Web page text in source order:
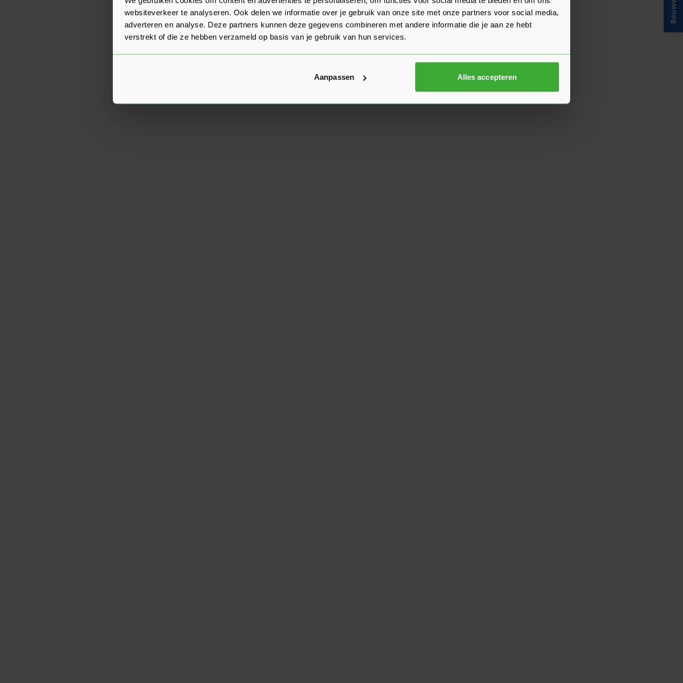
websiteverkeer te analyseren. Ook delen we informatie over je gebruik van onze site met onze partners voor social media,
adverteren en analyse. Deze partners kunnen deze gegevens combineren met andere informatie die je aan ze hebt
verstrekt of die ze hebben verzameld op basis van je gebruik van hun services.
Aanpassen Alles accepteren